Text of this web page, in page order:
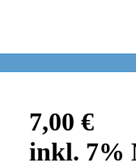
7,00 €
inkl. 7%